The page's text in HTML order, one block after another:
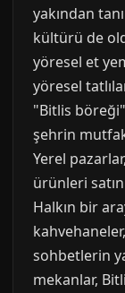
yakından
kültürü de
yöresel et
yöresel
"Bitlis
şehrin
Yerel
ürünleri
Halkın bir
sohbetlerin
mekanlar,